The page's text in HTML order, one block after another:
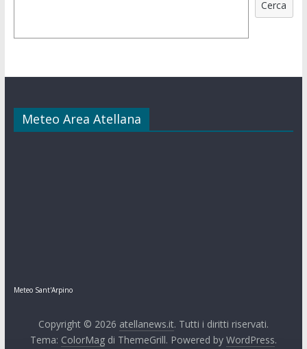
Cerca
Meteo Area Atellana
Meteo Sant'Arpino
Copyright © 2026 atellanews.it. Tutti i diritti riservati.
Tema: ColorMagdi ThemeGrill. Powered by WordPress.